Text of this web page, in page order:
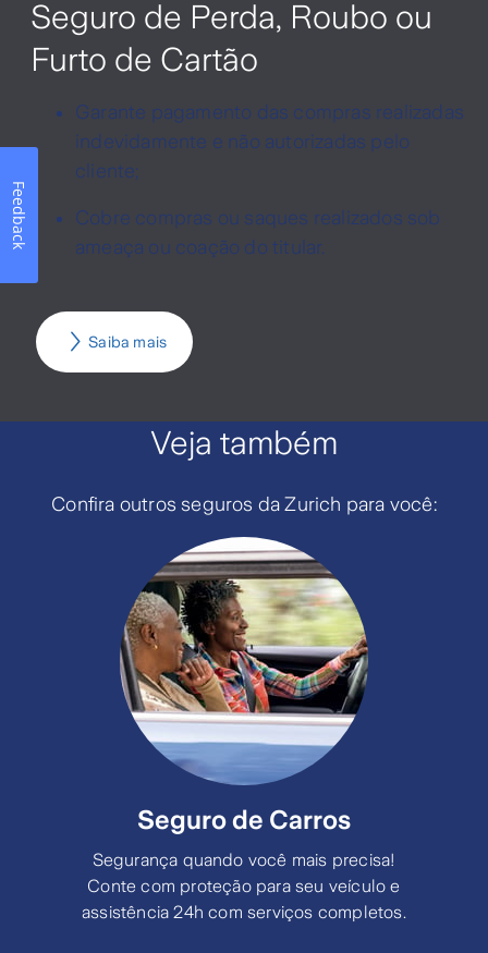
Seguro de Perda, Roubo ou
Furto de Cartão
Garante pagamento das compras realizadas
indevidamente e não autorizadas pelo
cliente;
Cobre compras ou saques realizados sob
ameaça ou coação do titular.
Saiba mais
Veja também
Confira outros seguros da Zurich para você:
Seguro de Carros
Segurança quando você mais precisa!
Conte com proteção para seu veículo e
assistência 24h com serviços completos.
Feedback